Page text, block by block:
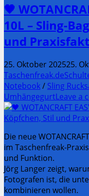
🖤
10L – Sling-
und
25. Oktober 202525.
Taschenfreak.de
Notebook/ Sling
UmhängegurtLeave a
Die neue
im Taschenfreak-
und Funktion.
Jörg Langer zeigt,
Fotografen ist, die
kombinieren wollen.